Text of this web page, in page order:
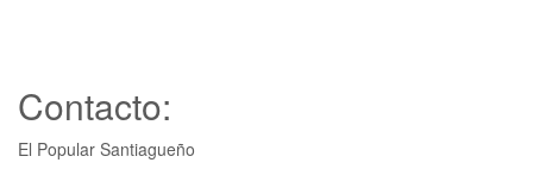
Contacto:
El Popular Santiagueño